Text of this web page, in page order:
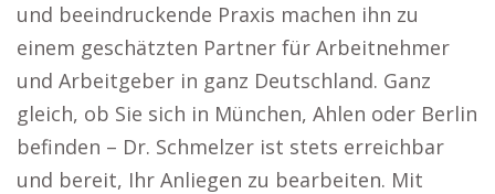
und beeindruckende Praxis machen ihn zu
einem geschätzten Partner für Arbeitnehmer
und Arbeitgeber in ganz Deutschland. Ganz
gleich, ob Sie sich in München, Ahlen oder Berlin
befinden – Dr. Schmelzer ist stets erreichbar
und bereit, Ihr Anliegen zu bearbeiten. Mit